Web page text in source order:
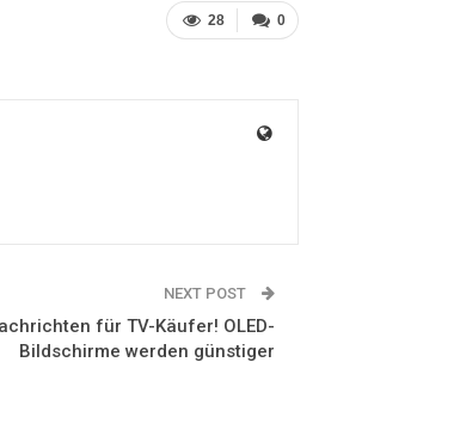
0
28
NEXT POST
für TV-Käufer! OLED-
Bildschirme werden günstiger